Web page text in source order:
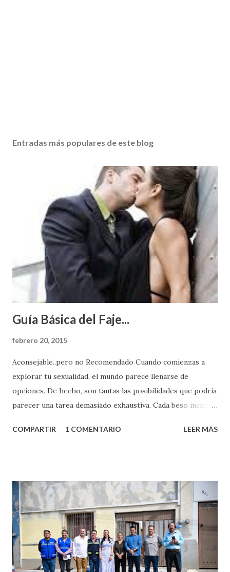
Entradas más populares de este blog
Guía Básica del Faje...
febrero 20, 2015
Aconsejable..pero no Recomendado Cuando comienzas a
explorar tu sexualidad, el mundo parece llenarse de
opciones. De hecho, son tantas las posibilidades que podría
parecer una tarea demasiado exhaustiva. Cada beso incita
partes de ti que jamás hubieras imaginado. El problema es
conoces ni la mitad de lo que deberías saber. Pero incluso
quienes ya han tenido relaciones sexuales no son expertos
o expertas en el tema. Siempre hay algo nuevo que
aprender y nuevas experiencias que conocer. Si eres una
chica y aún no has tenido relaciones sexuales, tal vez
pienses que el sexo será increíble y no puedas esperar para
COMPARTIR 1 COMENTARIO LEER MÁS